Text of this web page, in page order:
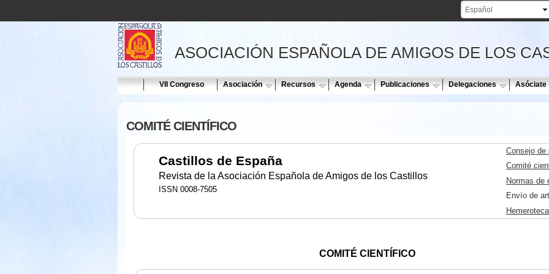
ASOCIACIÓN ESPAÑOLA DE AMIGOS DE LOS
Home VII Congreso Asociación Recursos Agenda Publicaciones Delegaciones Asóciate
COMITÉ CIENTÍFICO
Castillos de España
Revista de la Asociación Española de Amigos de los Castillos
ISSN 0008-7505
Consejo de
Comité
Normas de
Envío de
Hemeroteca
COMITÉ CIENTÍFICO